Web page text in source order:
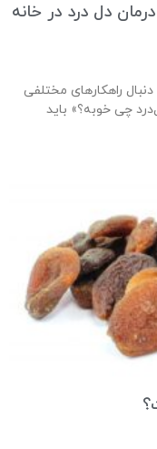
دل درد در خانه
راهکارهای مختلفی
چی خوبه؟» باید